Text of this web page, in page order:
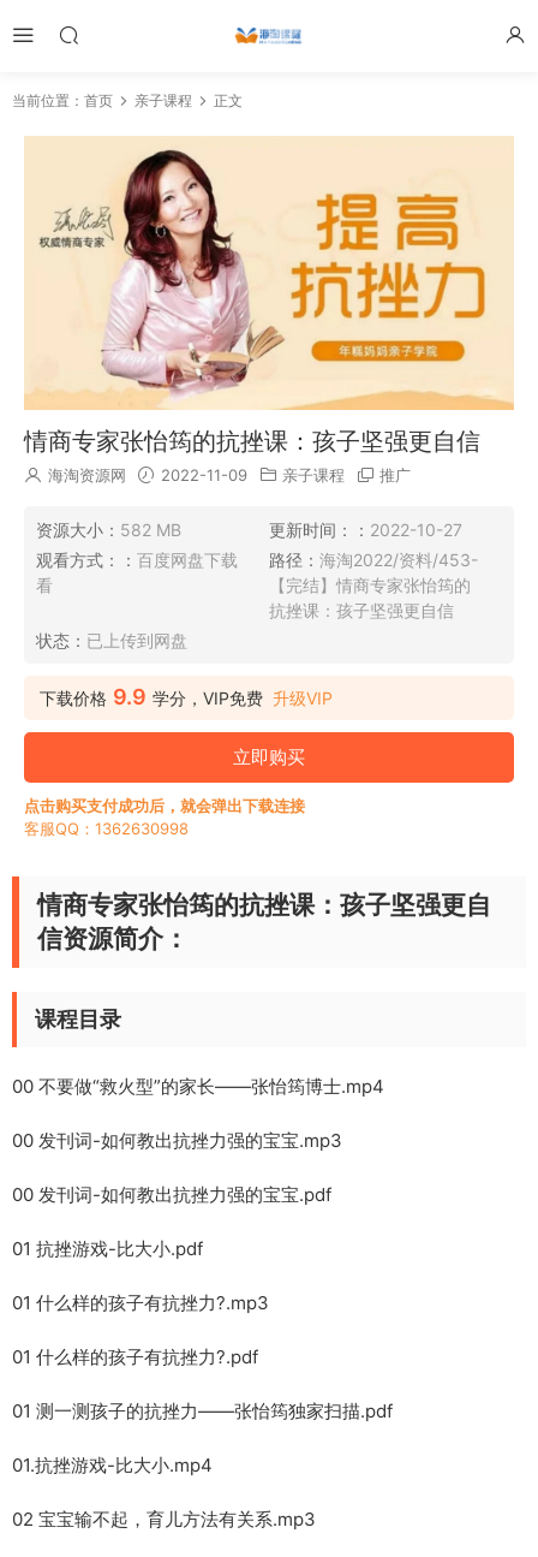
当前位置： 首页 亲子课程 正文
情商专家张怡筠的抗挫课：孩子坚强更自信
海淘资源网 2022-11-09 亲子课程 推广
资源大小： 582 MB 更新时间：： 2022-10-27
观看方式：： 百度网盘下载
看
路径： 海淘2022/资料/453-
【完结】情商专家张怡筠的
抗挫课：孩子坚强更自信
状态： 已上传到网盘
下载价格 9.9 学分，VIP免费 升级VIP
立即购买
点击购买支付成功后，就会弹出下载连接
客服QQ：1362630998
情商专家张怡筠的抗挫课：孩子坚强更自
信资源简介：
课程目录
00 不要做“救火型”的家长——张怡筠博士.mp4
00 发刊词-如何教出抗挫力强的宝宝.mp3
00 发刊词-如何教出抗挫力强的宝宝.pdf
01 抗挫游戏-比大小.pdf
01 什么样的孩子有抗挫力?.mp3
01 什么样的孩子有抗挫力?.pdf
01 测一测孩子的抗挫力——张怡筠独家扫描.pdf
01.抗挫游戏-比大小.mp4
02 宝宝输不起，育儿方法有关系.mp3